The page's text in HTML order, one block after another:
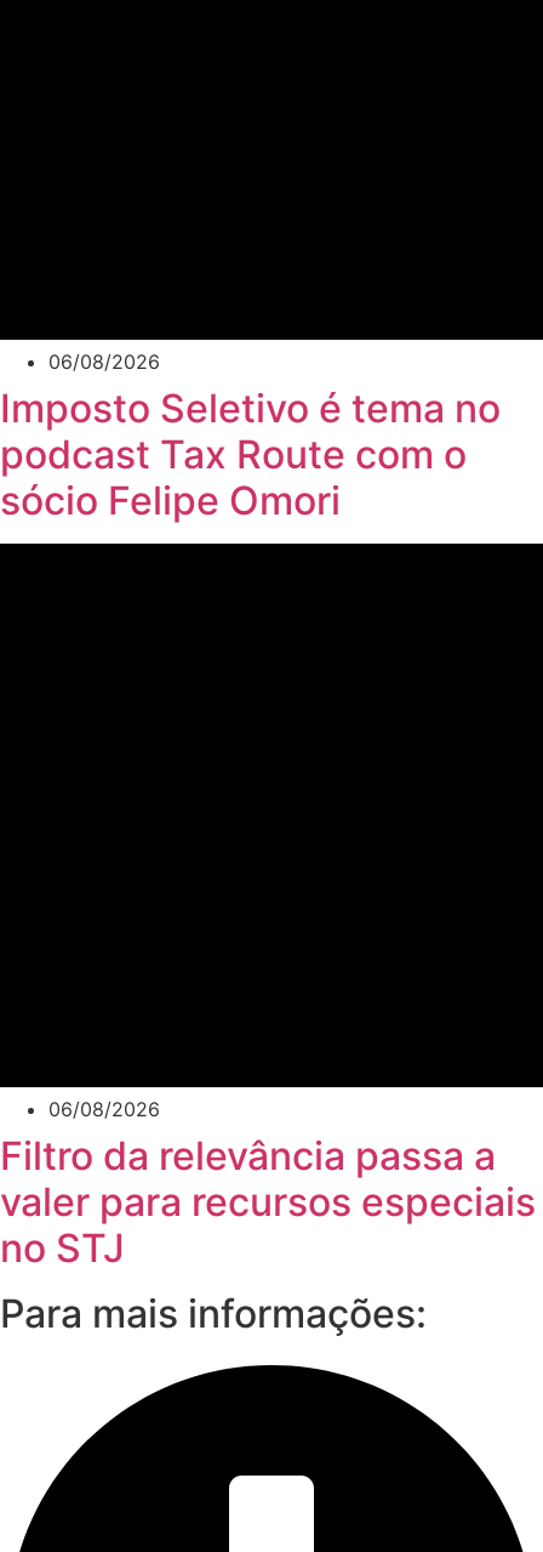
06/08/2026
Imposto Seletivo é tema no
podcast Tax Route com o
sócio Felipe Omori
06/08/2026
Filtro da relevância passa a
valer para recursos especiais
no STJ
Para mais informações: